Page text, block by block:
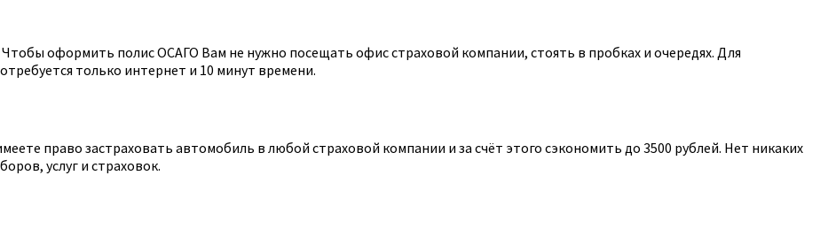
Чтобы оформить полис ОСАГО Вам не нужно посещать офис страховой компании, стоять в пробках и очередях. Для
только интернет и 10 минут времени.
право застраховать автомобиль в любой страховой компании и за счёт этого сэкономить до 3500 рублей. Нет никаких
услуг и страховок.